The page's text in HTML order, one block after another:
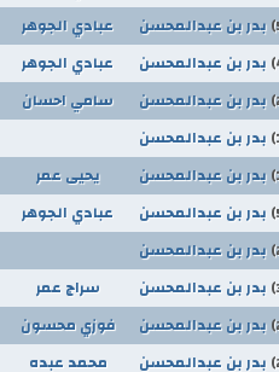
بدر بن عبدالمحسن عبادي الجوهر
بدر بن عبدالمحسن عبادي الجوهر
بدر بن عبدالمحسن سامي احسان
بدر بن عبدالمحسن
بدر بن عبدالمحسن يحيى عمر
بدر بن عبدالمحسن عبادي الجوهر
بدر بن عبدالمحسن
بدر بن عبدالمحسن سراج عمر
بدر بن عبدالمحسن فوزي محسون
بدر بن عبدالمحسن محمد عبده